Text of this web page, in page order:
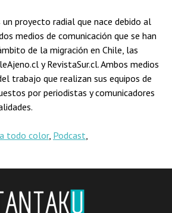
un proyecto radial que nace debido al
medios de comunicación que se han
de la migración en Chile, las
y RevistaSur.cl. Ambos medios
trabajo que realizan sus equipos de
por periodistas y comunicadores
todo color, Podcast,